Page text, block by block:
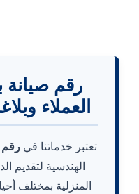
رقم
العملاء
تعتبر خدماتنا فيرقم
الهندسية لتقديم
المنزلية بمختلف